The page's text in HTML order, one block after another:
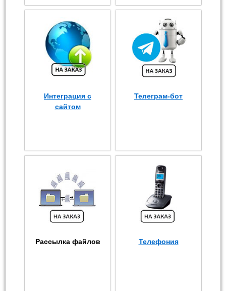
Интеграция с
сайтом
Телеграм-бот
Рассылка файлов Телефония